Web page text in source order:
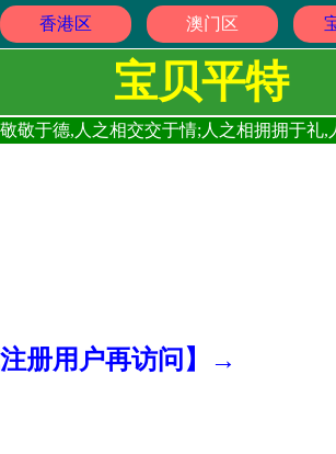
香港区 澳门区
宝贝平特
敬于德,人之相交交于情;人之相拥拥于礼
册用户再访问】→